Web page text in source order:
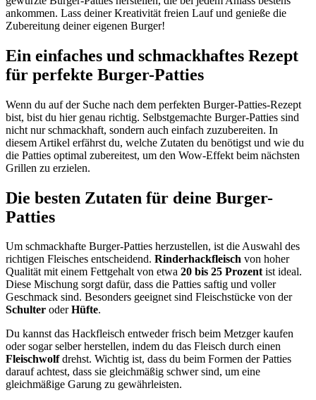
ankommen. Lass deiner Kreativität freien Lauf und genieße die
Zubereitung deiner eigenen Burger!
Ein einfaches und schmackhaftes Rezept
für perfekte Burger-Patties
Wenn du auf der Suche nach dem perfekten Burger-Patties-Rezept
bist, bist du hier genau richtig. Selbstgemachte Burger-Patties sind
nicht nur schmackhaft, sondern auch einfach zuzubereiten. In
diesem Artikel erfährst du, welche Zutaten du benötigst und wie du
die Patties optimal zubereitest, um den Wow-Effekt beim nächsten
Grillen zu erzielen.
Die besten Zutaten für deine Burger-
Patties
Um schmackhafte Burger-Patties herzustellen, ist die Auswahl des
richtigen Fleisches entscheidend. Rinderhackfleisch von hoher
Qualität mit einem Fettgehalt von etwa 20 bis 25 Prozentist ideal.
Diese Mischung sorgt dafür, dass die Patties saftig und voller
Geschmack sind. Besonders geeignet sind Fleischstücke von der
Schulter oderHüfte.
Du kannst das Hackfleisch entweder frisch beim Metzger kaufen
oder sogar selber herstellen, indem du das Fleisch durch einen
Fleischwolfdrehst. Wichtig ist, dass du beim Formen der Patties
darauf achtest, dass sie gleichmäßig schwer sind, um eine
gleichmäßige Garung zu gewährleisten.